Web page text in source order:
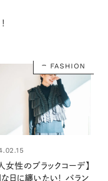
FASHION
女性のブラックコーデ】
日に纏いたい！ バラン